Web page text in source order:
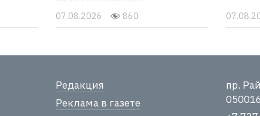
07.08.2026 860
Редакция
Реклама в газете
пр.